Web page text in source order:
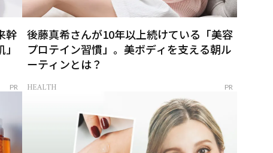
幹
PR
後藤真希さんが10年以上続けている「美容
プロテイン習慣」。美ボディを支える朝ル
ーティンとは？
HEALTH PR